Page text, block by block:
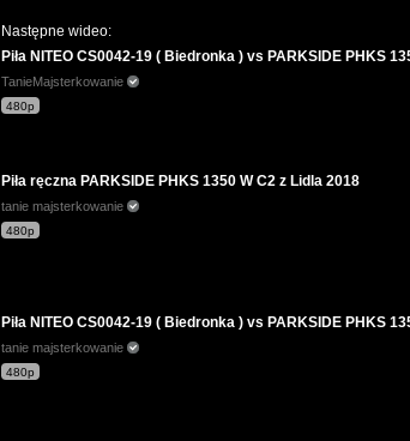
Następne wideo:
Piła NITEO CS0042-19 ( Biedronka ) vs PARKSIDE PHKS
TanieMajsterkowanie
480p
Piła ręczna PARKSIDE PHKS 1350 W C2 z Lidla 2018
tanie majsterkowanie
480p
Piła NITEO CS0042-19 ( Biedronka ) vs PARKSIDE PHKS
tanie majsterkowanie
480p